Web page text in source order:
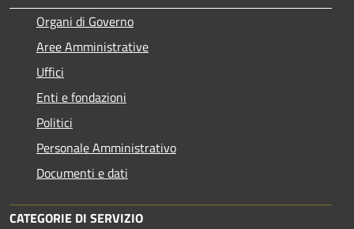
Organi di Governo
Aree Amministrative
Uffici
Enti e fondazioni
Politici
Personale Amministrativo
Documenti e dati
CATEGORIE DI SERVIZIO